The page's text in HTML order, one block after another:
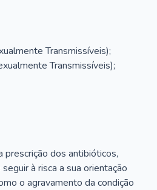
Transmissíveis);
Transmissíveis);
prescrição dos antibióticos,
à risca a sua orientação
o agravamento da condição